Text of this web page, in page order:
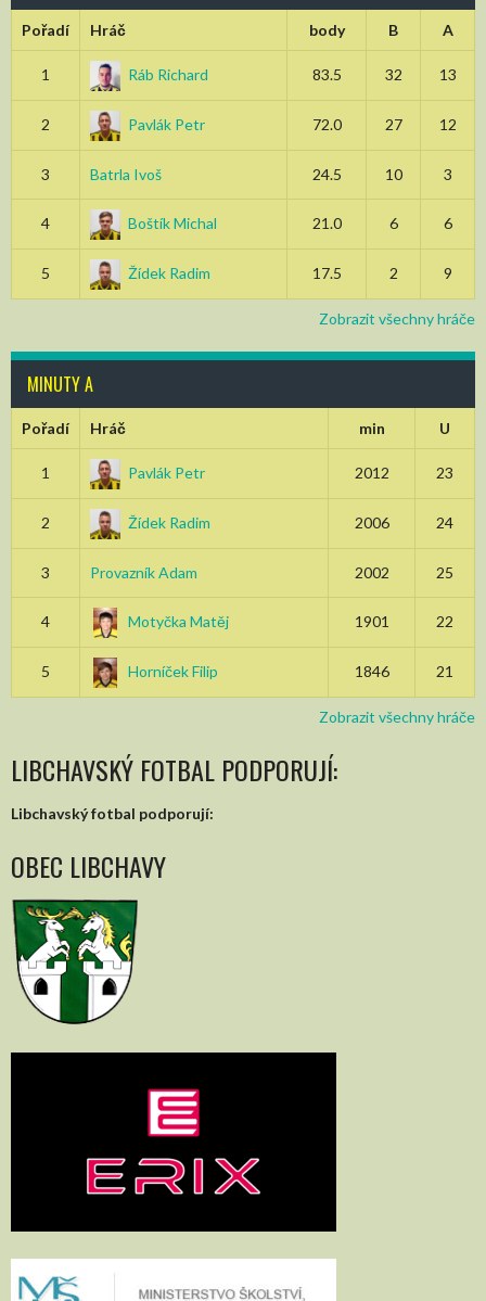
Pořadí Hráč body B A
1 Ráb Richard 83.5 32 13
2 Pavlák Petr 72.0 27 12
3 Batrla Ivoš 24.5 10 3
4 Boštík Michal 21.0 6 6
5 Žídek Radim 17.5 2 9
Zobrazit všechny hráče
MINUTY A
Pořadí Hráč min U
1 Pavlák Petr 2012 23
2 Žídek Radim 2006 24
3 Provazník Adam 2002 25
4 Motyčka Matěj 1901 22
5 Horníček Filip 1846 21
Zobrazit všechny hráče
LIBCHAVSKÝ FOTBAL PODPORUJÍ:
Libchavský fotbal podporují:
OBEC LIBCHAVY